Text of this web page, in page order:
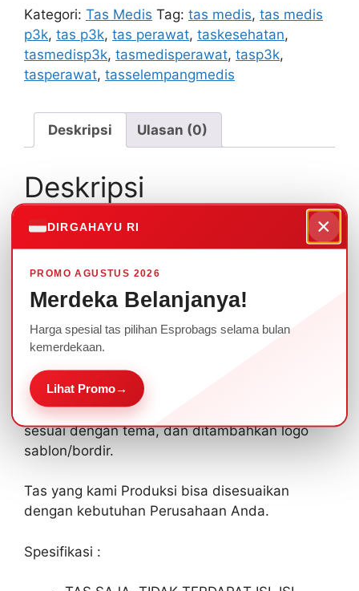
Selempang
Medis
P3K
Tas
P3K
Kode
FAS01
Kategori: Tas Medis Tag: tas medis, tas medis
p3k, tas p3k, tas perawat, taskesehatan,
tasmedisp3k, tasmedisperawat, tasp3k,
tasperawat, tasselempangmedis
Deskripsi Ulasan (0)
Deskripsi
Tas Kesehatan Selempang Medis P3K Tas
Medis P3K Kode FAS01
Tas Kesehatan Medis Selempang ini sangat
berguna untuk membawa peralatan P3K
dengan lengkap dan praktis. Dengan desain
yang simple dan elegan bisa memudahkan
Anda membawa barang dengan rapi.
Ada beragam pilihan warna yang bisa dipilih
sesuai dengan tema, dan ditambahkan logo
sablon/bordir.
Tas yang kami Produksi bisa disesuaikan
dengan kebutuhan Perusahaan Anda.
Spesifikasi :
DIRGAHAYU RI ×
PROMO AGUSTUS 2026
Merdeka Belanjanya!
Harga spesial tas pilihan Esprobags selama bulan
kemerdekaan.
Lihat Promo→